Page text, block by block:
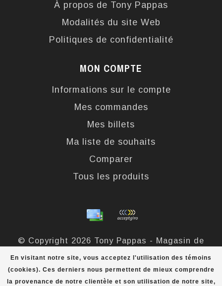
En visitant notre site, vous acceptez l'utilisation des témoins
(cookies). Ces derniers nous permettent de mieux comprendre
la provenance de notre clientèle et son utilisation de notre site,
À propos de Tony Pappas
Modalités du site Web
Politiques de confidentialité
MON COMPTE
Informations sur le compte
Mes commandes
Mes billets
Ma liste de souhaits
Comparer
Tous les produits
© Copyright 2026 Tony Pappas - Magasin de
bottes et chaussures - Powered byLightspeed-
Theme byDyvelopment